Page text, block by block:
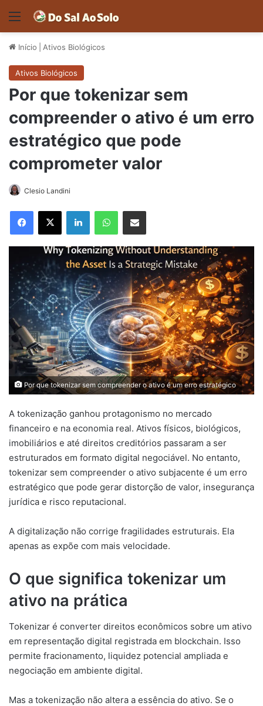
Menu
Início Ativos Biológicos
Ativos Biológicos
Por que tokenizar sem
compreender o ativo é um erro
estratégico que pode
comprometer valor
Clesio Landini
Facebook
X LinkedinWhatsAppCompartilhar via e-mail
Por que tokenizar sem compreender o ativo é um erro estratégico
A tokenização ganhou protagonismo no mercado
financeiro e na economia real. Ativos físicos, biológicos,
imobiliários e até direitos creditórios passaram a ser
estruturados em formato digital negociável. No entanto,
tokenizar sem compreender o ativo subjacente é um erro
estratégico que pode gerar distorção de valor, insegurança
jurídica e risco reputacional.
A digitalização não corrige fragilidades estruturais. Ela
apenas as expõe com mais velocidade.
O que significa tokenizar um
ativo na prática
Tokenizar é converter direitos econômicos sobre um ativo
em representação digital registrada em blockchain. Isso
permite fracionamento, liquidez potencial ampliada e
negociação em ambiente digital.
Mas a tokenização não altera a essência do ativo. Se o